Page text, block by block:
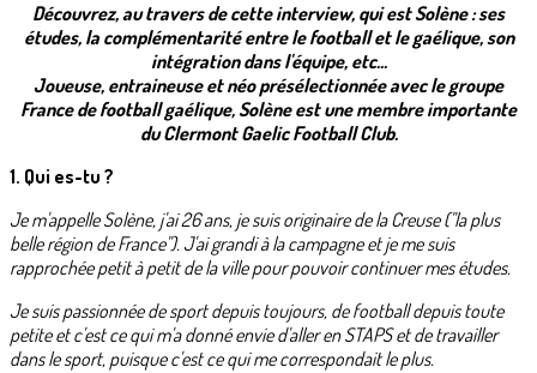
Découvrez, au travers de cette interview, qui est Solène : ses
études, la complémentarité entre le football et le gaélique, son
intégration dans l'équipe, etc...
Joueuse, entraineuse et néo présélectionnée avec le groupe
France de football gaélique, Solène est une membre importante
du Clermont Gaelic Football Club.
1. Qui es-tu ?
Je m'appelle Solène, j'ai 26 ans, je suis originaire de la Creuse ("la plus
belle région de France"). J'ai grandi à la campagne et je me suis
rapprochée petit à petit de la ville pour pouvoir continuer mes études.
Je suis passionnée de sport depuis toujours, de football depuis toute
petite et c'est ce qui m'a donné envie d'aller en STAPS et de travailler
dans le sport, puisque c'est ce qui me correspondait le plus.